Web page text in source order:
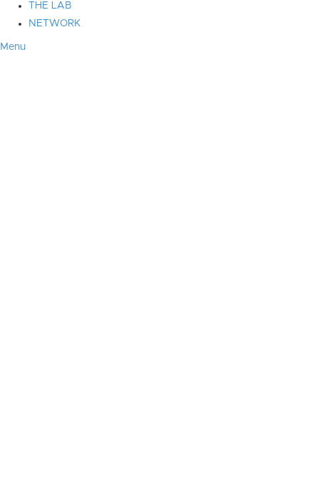
THE LAB
NETWORK
Menu